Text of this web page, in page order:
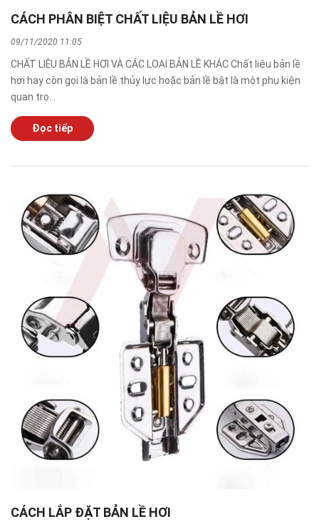
CÁCH PHÂN BIỆT CHẤT LIỆU BẢN LỀ HƠI
09/11/2020 11:05
CHẤT LIỆU BẢN LỀ HƠI VÀ CÁC LOẠI BẢN LỀ KHÁC Chất liệu bản lề
hơi hay còn gọi là bản lề thủy lực hoặc bản lề bật là một phụ kiện
quan trọ...
Đọc tiếp
CÁCH LẮP ĐẶT BẢN LỀ HƠI